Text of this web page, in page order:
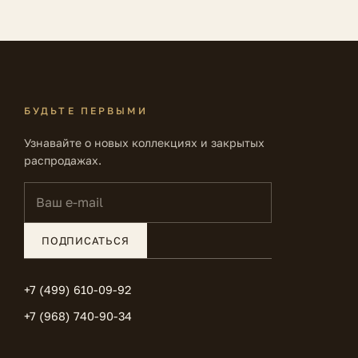
БУДЬТЕ ПЕРВЫМИ
Узнавайте о новых коллекциях и закрытых
распродажах.
ПОДПИСАТЬСЯ
+7 (499) 610-09-92
+7 (968) 740-90-34